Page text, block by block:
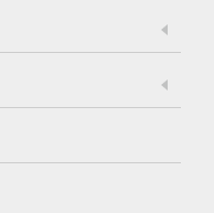
動物実験をしない
Kids
care（オーラルケア）
便）